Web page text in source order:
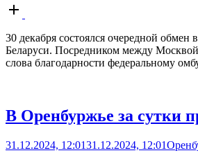
Open
post
30 декабря состоялся очередной
Беларуси. Посредником между
слова благодарности федеральному
В Оренбуржье за сутки
31.12.2024, 12:0131.12.2024, 12:01